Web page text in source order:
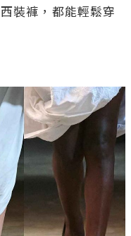
裝褲，都能輕鬆穿